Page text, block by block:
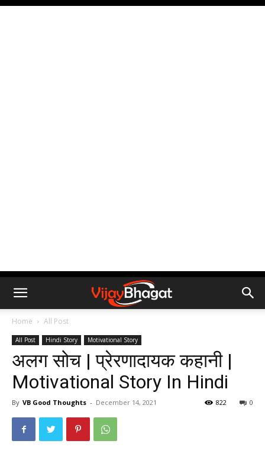
Home All Post
All Post Hindi Story Motivational Story
अलग सोच | प्रेरणादायक कहानी |
Motivational Story In Hindi
By VB Good Thoughts - December 14, 2021 0
822